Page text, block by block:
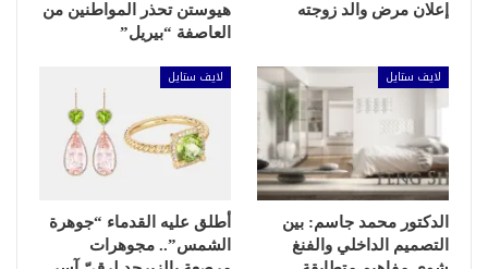
إعلان مرض والد زوجته
هيوستن تحذر المواطنين من
العاصفة “بيريل”
لايف ستايل
الدكتور محمد جاسم: بين
التصميم الداخلي والفنغ
لايف ستايل
أطلق عليه القدماء “جوهرة
الشمس”.. مجوهرات